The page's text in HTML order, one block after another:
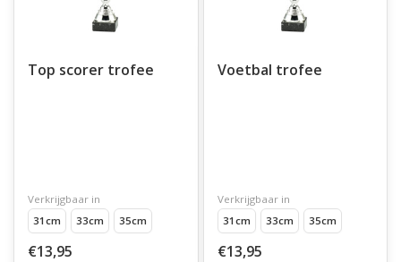
Top scorer trofee
Verkrijgbaar in
31cm
33cm 35cm
€13,95
Voetbal trofee
Verkrijgbaar in
31cm
33cm 35cm
€13,95